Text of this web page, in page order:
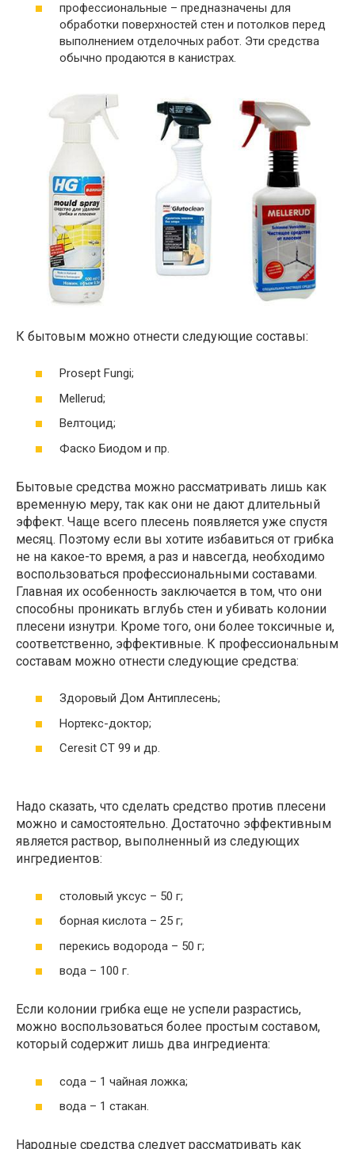
профессиональные – предназначены для
обработки поверхностей стен и потолков перед
выполнением отделочных работ. Эти средства
обычно продаются в канистрах.
К бытовым можно отнести следующие составы:
Prosept Fungi;
Mellerud;
Велтоцид;
Фаско Биодом и пр.
Бытовые средства можно рассматривать лишь как
временную меру, так как они не дают длительный
эффект. Чаще всего плесень появляется уже спустя
месяц. Поэтому если вы хотите избавиться от грибка
не на какое-то время, а раз и навсегда, необходимо
воспользоваться профессиональными составами.
Главная их особенность заключается в том, что они
способны проникать вглубь стен и убивать колонии
плесени изнутри. Кроме того, они более токсичные и,
соответственно, эффективные. К профессиональным
составам можно отнести следующие средства:
Здоровый Дом Антиплесень;
Нортекс-доктор;
Ceresit CT 99 и др.
Надо сказать, что сделать средство против плесени
можно и самостоятельно. Достаточно эффективным
является раствор, выполненный из следующих
ингредиентов:
столовый уксус – 50 г;
борная кислота – 25 г;
перекись водорода – 50 г;
вода – 100 г.
Если колонии грибка еще не успели разрастись,
можно воспользоваться более простым составом,
который содержит лишь два ингредиента:
сода – 1 чайная ложка;
вода – 1 стакан.
Народные средства следует рассматривать как